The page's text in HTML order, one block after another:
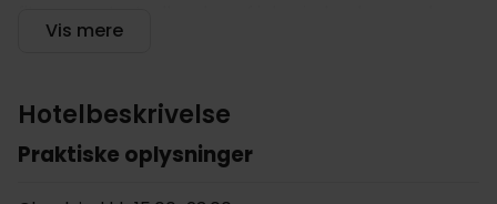
saunaen. Den døgnåbne reception er altid klar til at
dem, der vil udforske området, er der mulighed for at
leje cykler. Hotellet har flere spisemuligheder,
herunder restauranter og en bar/lounge, som hver
Vis mere
Hotelbeskrivelse
Praktiske oplysninger